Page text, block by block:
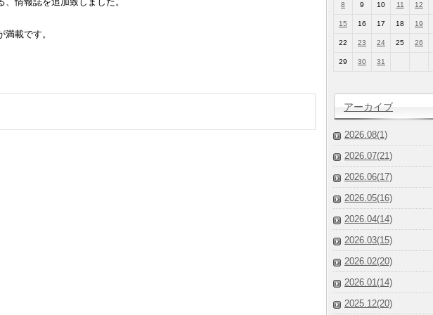
載です。
8 9 10 11 12
15 16 17 18 19
22 23 24 25 26
29 30 31
アーカイブ
2026.08(1)
2026.07(21)
2026.06(17)
2026.05(16)
2026.04(14)
2026.03(15)
2026.02(20)
2026.01(14)
2025.12(20)